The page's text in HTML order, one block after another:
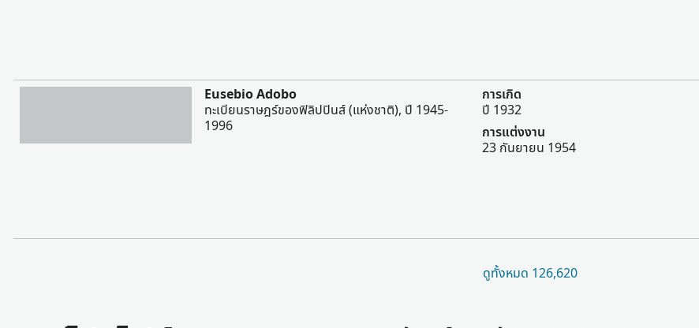
มากขึ้น
Eusebio Adobo
ทะเบียนราษฎร์ของฟิลิปปินส์ (แห่งชาติ), ปี 1945-
1996
การเกิด
ปี 1932
การแต่งงาน
23 กันยายน 1954
ดูทั้งหมด 126,620